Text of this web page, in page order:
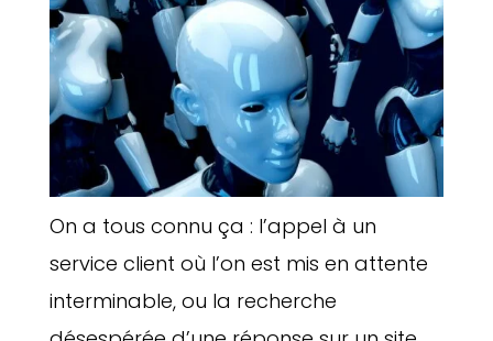
On a tous connu ça : l’appel à un
service client où l’on est mis en attente
interminable, ou la recherche